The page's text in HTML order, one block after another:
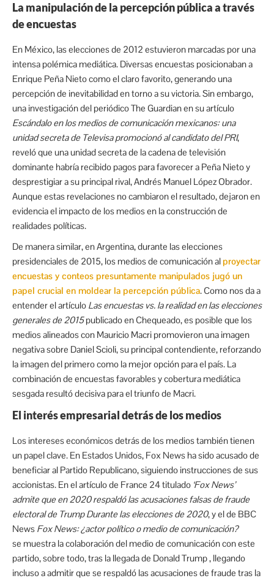
La manipulación de la percepción pública a través
de encuestas
En México, las elecciones de 2012 estuvieron marcadas por una
intensa polémica mediática. Diversas encuestas posicionaban a
Enrique Peña Nieto como el claro favorito, generando una
percepción de inevitabilidad en torno a su victoria. Sin embargo,
una investigación del periódico The Guardian en su artículo
Escándalo en los medios de comunicación mexicanos: una
unidad secreta de Televisa promocionó al candidato del PRI,
reveló que una unidad secreta de la cadena de televisión
dominante habría recibido pagos para favorecer a Peña Nieto y
desprestigiar a su principal rival, Andrés Manuel López Obrador.
Aunque estas revelaciones no cambiaron el resultado, dejaron en
evidencia el impacto de los medios en la construcción de
realidades políticas.
De manera similar, en Argentina, durante las elecciones
presidenciales de 2015, los medios de comunicación alproyectar
encuestas y conteos presuntamente manipulados jugó un
papel crucial en moldear la percepción pública. Como nos da a
entender el artículo Las encuestas vs. la realidad en las elecciones
generales de 2015publicado en Chequeado, es posible que los
medios alineados con Mauricio Macri promovieron una imagen
negativa sobre Daniel Scioli, su principal contendiente, reforzando
la imagen del primero como la mejor opción para el país. La
combinación de encuestas favorables y cobertura mediática
sesgada resultó decisiva para el triunfo de Macri.
El interés empresarial detrás de los medios
Los intereses económicos detrás de los medios también tienen
un papel clave. En Estados Unidos, Fox News ha sido acusado de
beneficiar al Partido Republicano, siguiendo instrucciones de sus
accionistas. En el artículo de France 24 titulado ‘Fox News’
admite que en 2020 respaldó las acusaciones falsas de fraude
electoral de Trump Durante las elecciones de 2020, y el de BBC
News Fox News: ¿actor político o medio de comunicación?
se muestra la colaboración del medio de comunicación con este
partido, sobre todo, tras la llegada de Donald Trump , llegando
incluso a admitir que se respaldó las acusaciones de fraude tras la